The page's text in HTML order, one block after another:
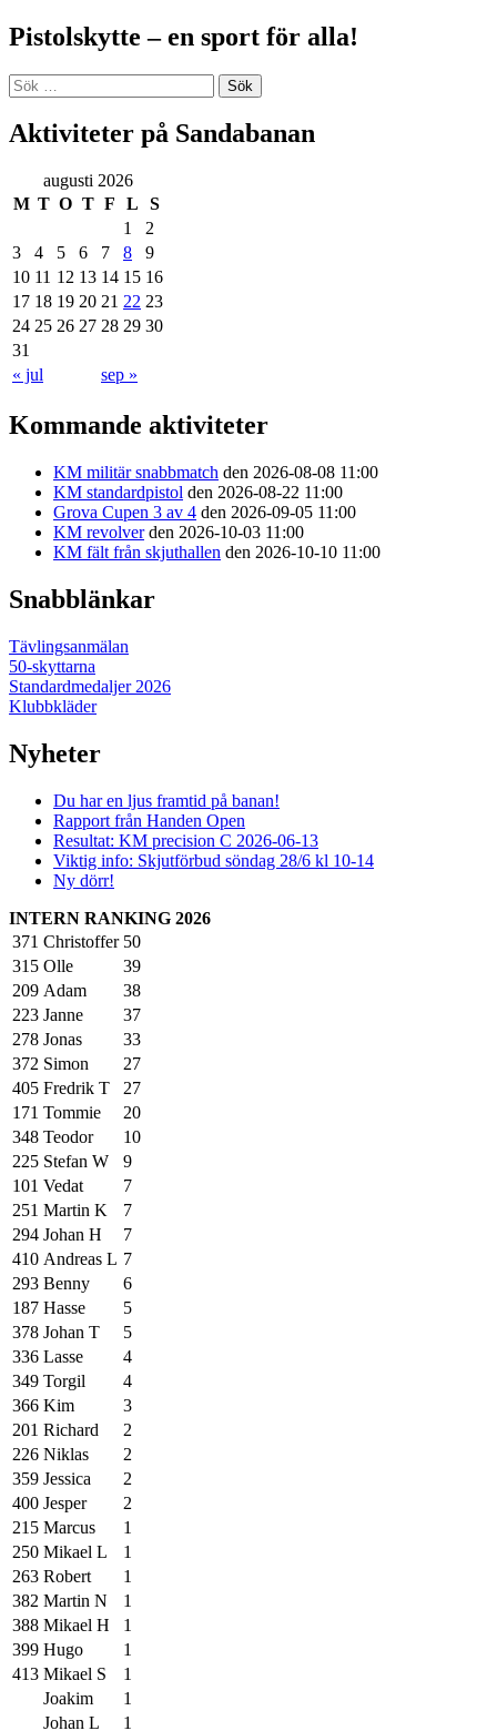
Pistolskytte – en sport för alla!
Sök
efter:
Aktiviteter på Sandabanan
augusti 2026
M T O T F L
S
1
2
3
4 5 6 7 8
9
10 11 12 13 14 15 16
17 18 19 20 21 22 23
24 25 26 27 28 29 30
31
« jul
sep »
Kommande aktiviteter
KM militär snabbmatch den 2026-08-08 11:00
KM standardpistol den 2026-08-22 11:00
Grova Cupen 3 av 4 den 2026-09-05 11:00
KM revolverden 2026-10-03 11:00
KM fält från skjuthallen den 2026-10-10 11:00
Snabblänkar
Tävlingsanmälan
50-skyttarna
Standardmedaljer 2026
Klubbkläder
Nyheter
Du har en ljus framtid på banan!
Rapport från Handen Open
Resultat: KM precision C 2026-06-13
Viktig info: Skjutförbud söndag 28/6 kl 10-14
Ny dörr!
INTERN RANKING 2026
371 Christoffer 50
315 Olle
39
209 Adam
38
223 Janne
37
278 Jonas
33
372 Simon
27
405 Fredrik T
27
171 Tommie
20
348 Teodor
10
225 Stefan W
9
101 Vedat
7
251 Martin K
7
294 Johan H
7
410 Andreas L 7
293 Benny
6
187 Hasse
5
378 Johan T
5
336 Lasse
4
349 Torgil
4
366 Kim
3
201 Richard
2
226 Niklas
2
359 Jessica
2
400 Jesper
2
215 Marcus
1
250 Mikael L
1
263 Robert
1
382 Martin N
1
388 Mikael H
1
399 Hugo
1
413 Mikael S
1
Joakim
1
Johan L
1